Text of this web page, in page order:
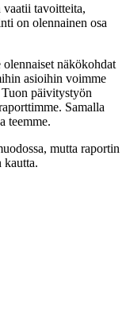
vaatii tavoitteita,
on olennainen osa
näkökohdat
asioihin voimme
päivitystyön
Samalla
teemme.
mutta raportin
kautta.